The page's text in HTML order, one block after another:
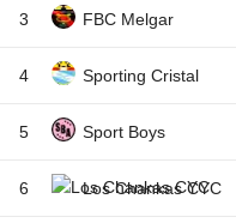
3 FBC Melgar
4 Sporting Cristal
5 Sport Boys
6 Los Chankas CYC